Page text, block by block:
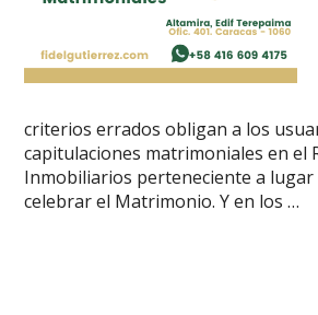
criterios errados obligan a los
capitulaciones matrimoniales en el
Inmobiliarios perteneciente a lugar
celebrar el Matrimonio. Y en los …